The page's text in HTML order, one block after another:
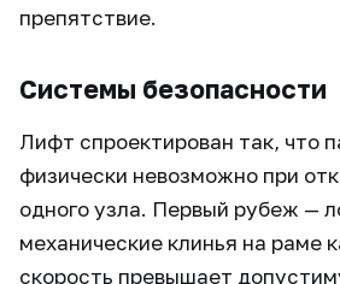
препятствие.
Системы безопасности
Лифт спроектирован так, что
физически невозможно при
одного узла. Первый рубеж —
механические клинья на раме
скорость превышает